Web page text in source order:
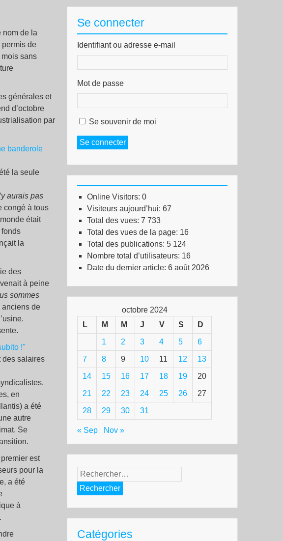
nom de la
permis de
mois sans
générales et
d’octobre
par
la seule
aurais pas
congé à tous
était
la
des
à peine
sommes
anciens de
des salaires
en
a été
autre
Se
est
pour la
a été
à
Se connecter
Identifiant ou adresse e-mail
Mot de passe
Se souvenir de moi
Se connecter
Online Visitors: 0
Visiteurs aujourd’hui: 67
Total des vues: 7 733
Total des vues de la page: 16
Total des publications: 5 124
Nombre total d’utilisateurs: 16
Date du dernier article: 6 août 2026
octobre 2024
L
M M J V S D
1 2 3 4 5 6
7 8 9 10 11 12 13
14 15 16 17 18 19 20
21 22 23 24 25 26 27
28 29 30 31
« Sep Nov »
Rechercher :
Catégories